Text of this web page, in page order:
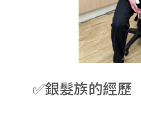
✅銀髮族的經歷